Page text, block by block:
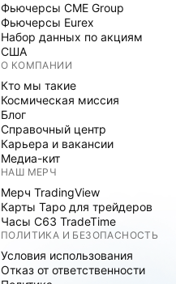
Фьючерсы CME Group
Фьючерсы Eurex
Набор данных по акциям
США
О КОМПАНИИ
Кто мы такие
Космическая миссия
Блог
Справочный центр
Карьера и вакансии
Медиа-кит
НАШ МЕРЧ
Мерч TradingView
Карты Таро для трейдеров
Часы C63 TradeTime
ПОЛИТИКА И БЕЗОПАСНОСТЬ
Условия использования
Отказ от ответственности